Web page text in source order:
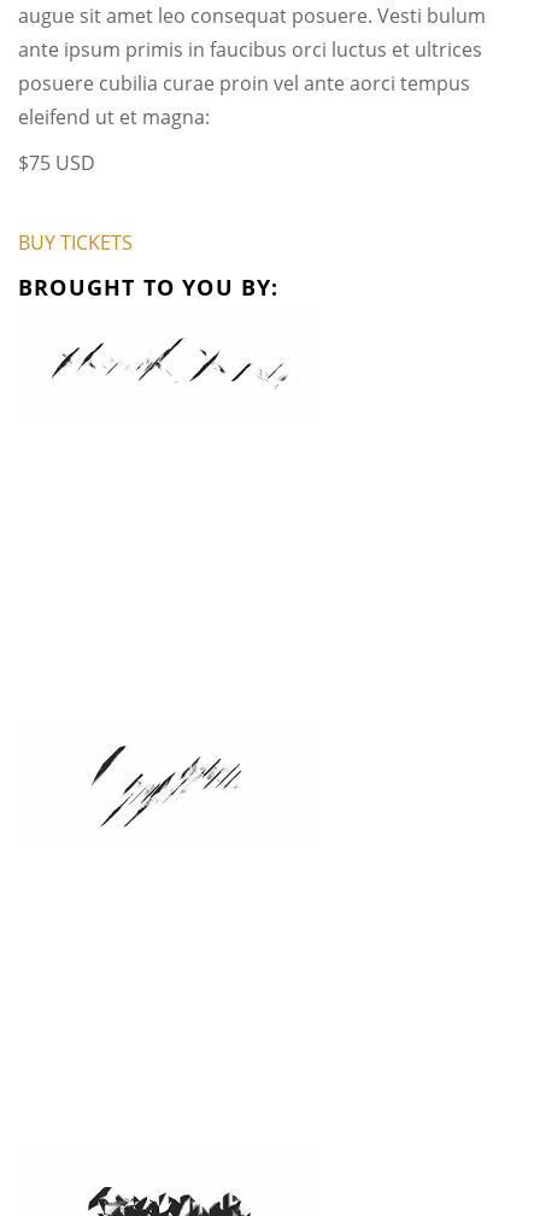
augue sit amet leo consequat posuere. Vesti bulum
ante ipsum primis in faucibus orci luctus et ultrices
posuere cubilia curae proin vel ante aorci tempus
eleifend ut et magna:
$75 USD
BUY TICKETS
BROUGHT TO YOU BY: